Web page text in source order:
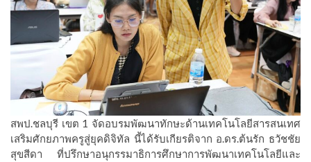
สพป.ชลบุรี เขต 1 จัดอบรมพัฒนาทักษะด้านเทคโนโลยีสารสนเทศ
เสริมศักยภาพครูสู่ยุคดิจิทัล นี้ได้รับเกียรติจาก อ.ดร.ต้นรัก ธวัชชัย
สุขสีดา ที่ปรึกษาอนุกรรมาธิการศึกษาการพัฒนาเทคโนโลยีและ